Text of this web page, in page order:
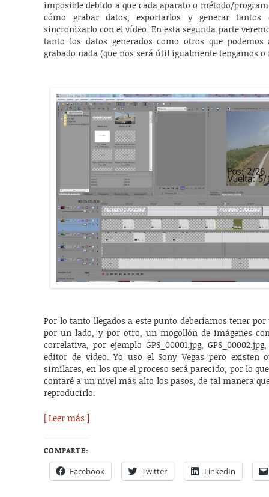
imposible debido a que cada aparato o método/
cómo grabar datos, exportarlos y generar tantos
sincronizarlo con el vídeo. En esta segunda parte
tanto los datos generados como otros que
grabado nada (que nos será útil igualmente tengamos o
Por lo tanto llegados a este punto deberíamos tener
por un lado, y por otro, un mogollón de imágenes
correlativa, por ejemplo GPS_00001.jpg,
editor de vídeo. Yo uso el Sony Vegas pero existen
similares, en los que el proceso será parecido, por lo
contaré a un nivel más alto los pasos, de tal manera
reproducirlo.
[ Leer más ]
COMPARTE:
Facebook Twitter LinkedIn